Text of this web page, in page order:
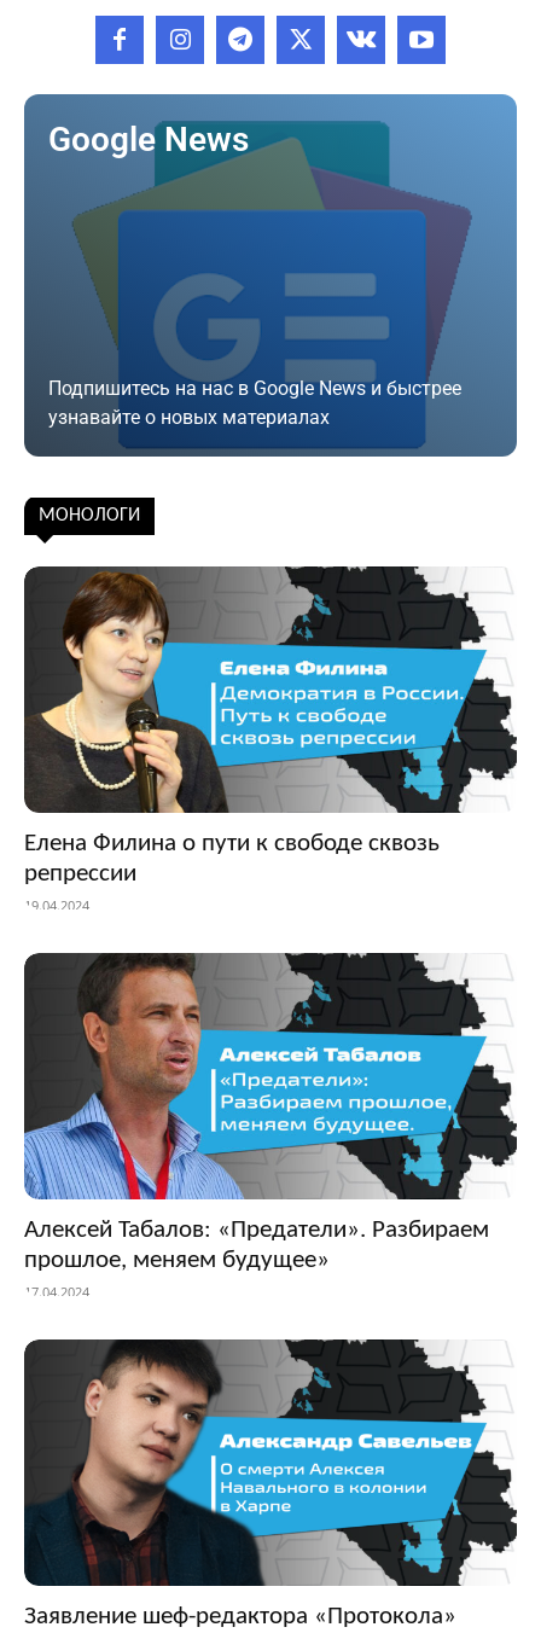
Google News
Подпишитесь на нас в Google News и быстрее
узнавайте о новых материалах
Подписаться
МОНОЛОГИ
Елена Филина о пути к свободе сквозь
репрессии
19.04.2024
Алексей Табалов: «Предатели». Разбираем
прошлое, меняем будущее»
17.04.2024
Заявление шеф-редактора «Протокола»